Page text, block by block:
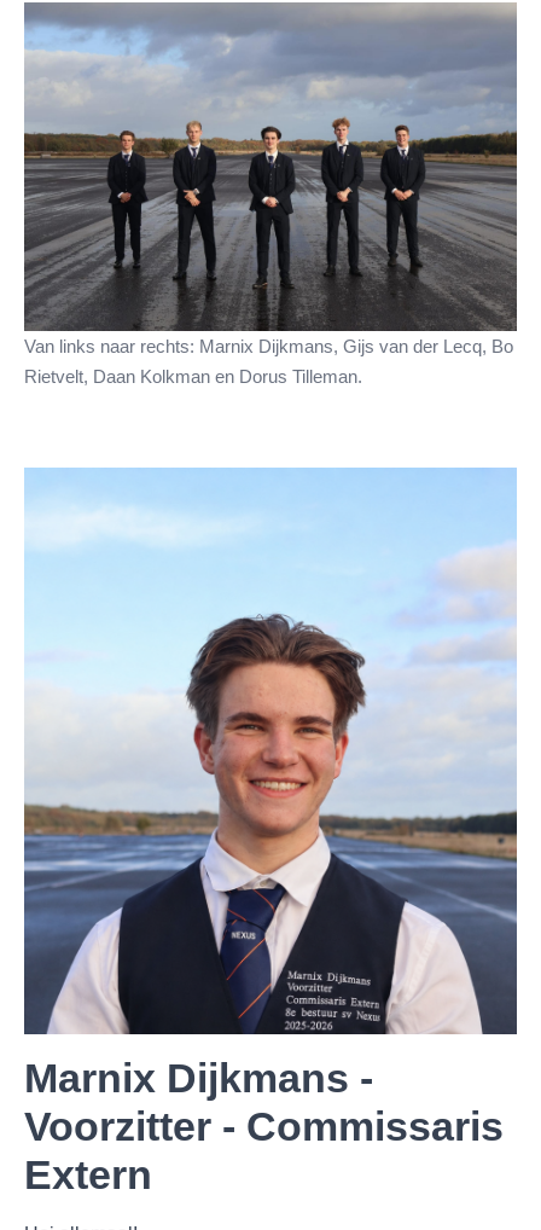
Van links naar rechts: Marnix Dijkmans, Gijs van der Lecq, Bo
Rietvelt, Daan Kolkman en Dorus Tilleman.
Marnix Dijkmans -
Voorzitter - Commissaris
Extern